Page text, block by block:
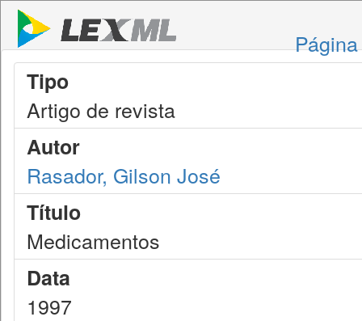
Tipo
Artigo de revista
Autor
Rasador, Gilson José
Título
Medicamentos
Data
1997